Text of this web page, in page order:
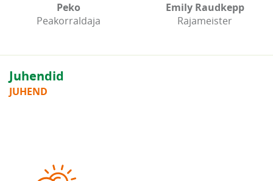
Peko
Peakorraldaja
Emily Raudkepp
Rajameister
Juhendid
JUHEND